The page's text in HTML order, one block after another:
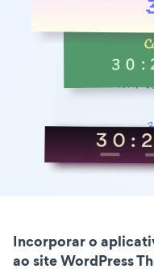
Incorporar o
ao site WordPress